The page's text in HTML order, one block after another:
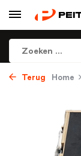
Terug Home